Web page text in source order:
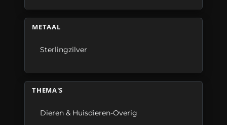
METAAL
Sterlingzilver
THEMA'S
Dieren & Huisdieren-Overig